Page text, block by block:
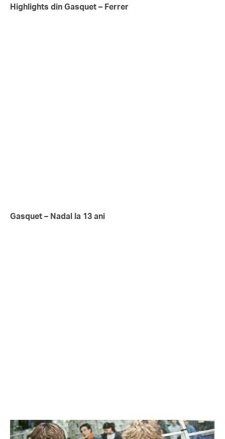
Highlights din Gasquet – Ferrer
Gasquet – Nadal la 13 ani